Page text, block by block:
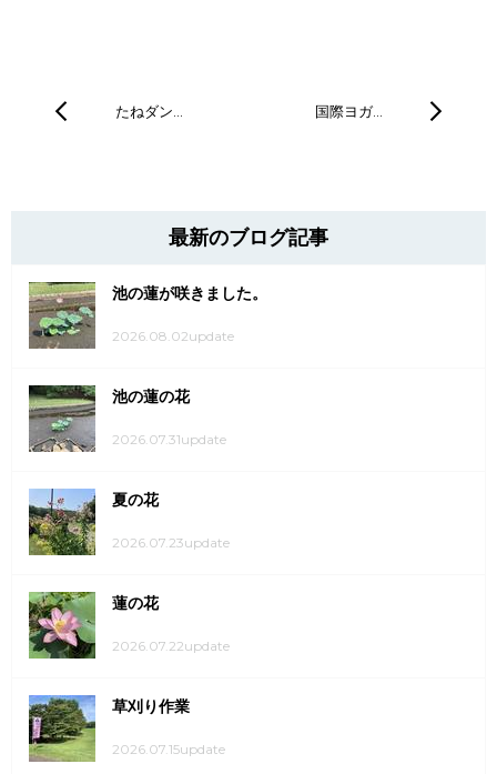
たねダン… 国際ヨガ…
最新のブログ記事
池の蓮が咲きました。
2026.08.02update
池の蓮の花
2026.07.31update
夏の花
2026.07.23update
蓮の花
2026.07.22update
草刈り作業
2026.07.15update